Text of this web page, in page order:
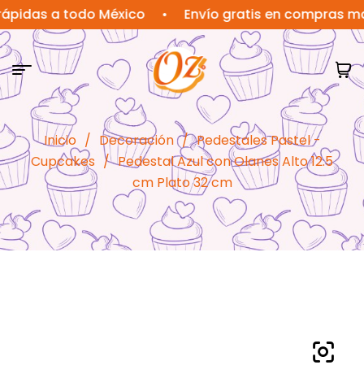
a todo México • Envío gratis en compras
Inicio / Decoración / Pedestales Pastel -
Cupcakes / Pedestal Azul con Olanes Alto 12.5
cm Plato 32 cm